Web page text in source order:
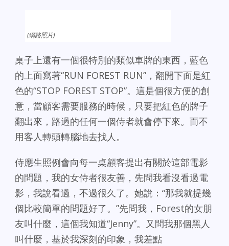
(網路照片)
桌子上還有一個很特別的類似車牌的東西，藍色
的上面寫著“RUN FOREST RUN”，翻開下面是紅
色的“STOP FOREST STOP”。這是個很方便的創
意，當顧客需要服務的時候，只要把紅色的牌子
翻出來，路過的任何一個侍者就會停下來。而不
用客人轉頭轉腦地去找人。
侍應生照例會向每一桌顧客提出有關於這部電影
的問題，我的女侍者很友善，先問我看沒看過電
影，我說看過，不過很久了。她說：“那我就提幾
個比較簡單的問題好了。”先問我，Forest的女朋
友叫什麼，這個我知道“Jenny”。又問我那個黑人
叫什麼，基於我深刻的印象，我差點